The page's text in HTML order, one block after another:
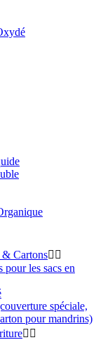
& Cartons 
pour les sacs en
spéciale,
pour mandrins)
 